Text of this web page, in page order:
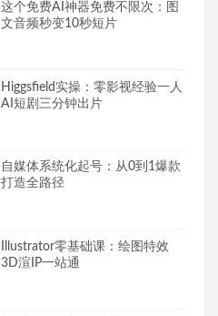
这个免费AI神器免费不限次：图
文音频秒变10秒短片
Higgsfield实操：零影视经验一人
AI短剧三分钟出片
自媒体系统化起号：从0到1爆款
打造全路径
Illustrator零基础课：绘图特效
3D渲IP一站通